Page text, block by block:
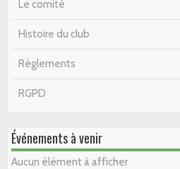
Le comité
Histoire du club
Règlements
RGPD
Événements à venir
Aucun élément à afficher